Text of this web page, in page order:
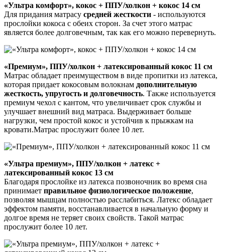
«Ультра комфорт», кокос + ППУ/холкон + кокос 14 см
Для придания матрасу средней жесткости - используются
прослойки кокоса с обеих сторон. За счет этого матрас
является более долговечным, так как его можно перевернуть.
«Премиум», ППУ/холкон + латексированный кокос 11 см
Матрас обладает преимуществом в виде пропитки из латекса,
которая придает кокосовым волокнам дополнительную
жесткость, упругость и долговечность. Также используется
премиум чехол с кантом, что увеличивает срок службы и
улучшает внешний вид матраса. Выдерживает больше
нагрузки, чем простой кокос и устойчив к прыжкам на
кровати.Матрас прослужит более 10 лет.
«Ультра премиум», ППУ/холкон + латекс +
латексированный кокос 13 см
Благодаря прослойке из латекса позвоночник во время сна
принимает правильное физиологическое положение,
позволяя мышцам полностью расслабиться. Латекс обладает
эффектом памяти, восстанавливается в начальную форму и
долгое время не теряет своих свойств. Такой матрас
прослужит более 10 лет.